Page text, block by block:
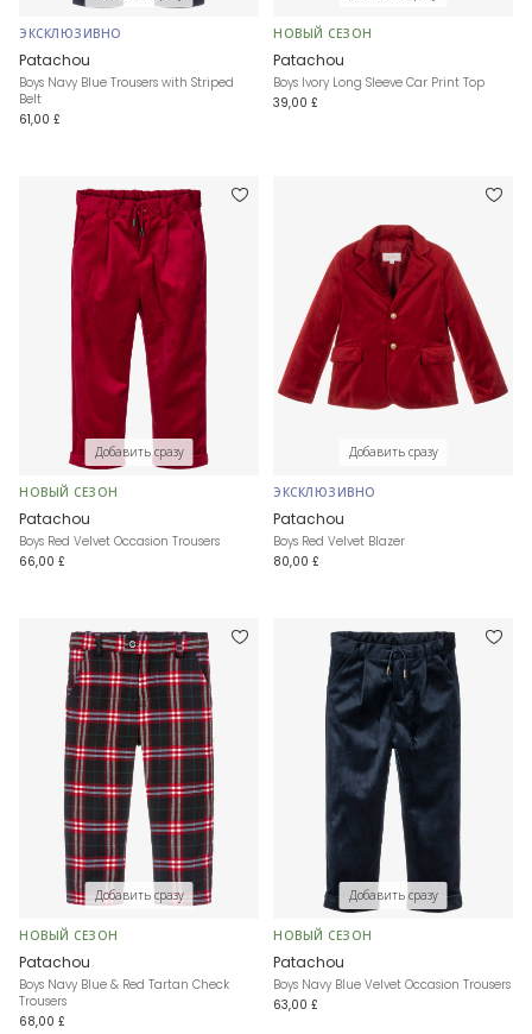
ЭКСКЛЮЗИВНО
Patachou
Boys Navy Blue Trousers with Striped
Belt
61,00 £
НОВЫЙ СЕЗОН
Patachou
Boys Ivory Long Sleeve Car Print Top
39,00 £
Добавить сразу
НОВЫЙ СЕЗОН
Patachou
Boys Red Velvet Occasion Trousers
66,00 £
Добавить сразу
ЭКСКЛЮЗИВНО
Patachou
Boys Red Velvet Blazer
80,00 £
Добавить сразу
НОВЫЙ СЕЗОН
Patachou
Boys Navy Blue & Red Tartan Check
Trousers
68,00 £
Добавить сразу
НОВЫЙ СЕЗОН
Patachou
Boys Navy Blue Velvet Occasion Trousers
63,00 £